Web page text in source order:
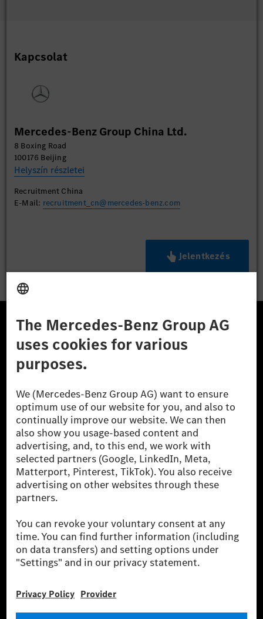
Kapcsolat
Mercedes-Benz Group China Ltd.
8 Boxing Road
100176 Beijing
Helyszín részletei
Recruitment China
E-Mail: recruitment_cn@mercedes-benz.com
Jelentkezés
A Mercedes-Benz Csoport
A Mercedes-Benz Group AG (korábbi Daimler AG) a
Mercedes-Benz AG-val együtt a prémium és
luxusautók, valamint kishaszonjárművek vezető
globális szállítói vagyunk. A Mercedes-Benz Mobility
AG finanszírozást, lízinget, autó előfizetést és
autókölcsönzést, flottakezelést, digitális
szolgáltatásokat a töltéshez és fizetéshez,
biztosításközvetítést, valamint innovatív mobilitási
szolgáltatásokat kínál.
Helyszínek